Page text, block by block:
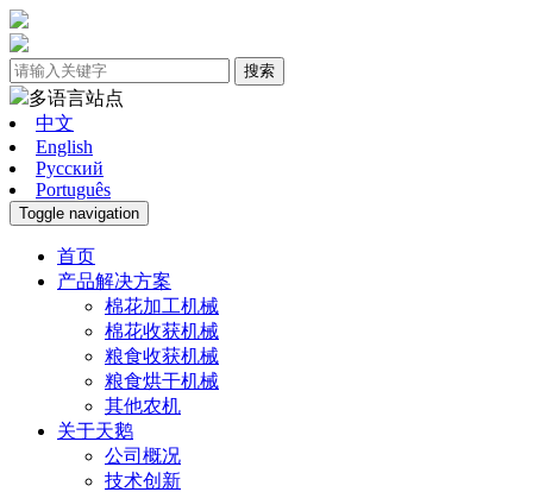
搜索
多语言站点
中文
English
Pусский
Português
Toggle navigation
首页
产品解决方案
棉花加工机械
棉花收获机械
粮食收获机械
粮食烘干机械
其他农机
关于天鹅
公司概况
技术创新